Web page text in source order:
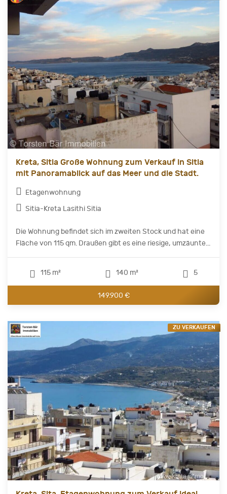
Kreta, Sitia Große Wohnung zum Verkauf in Sitia
mit Panoramablick auf das Meer und die Stadt.
Etagenwohnung
Sitia-Kreta Lasithi Sitia
Die Wohnung befindet sich im zweiten Stock und hat eine
Fläche von 115 qm. Draußen gibt es eine riesige, umzäunte...
115 m² 140 m² 5
149.900 €
ZU VERKAUFEN